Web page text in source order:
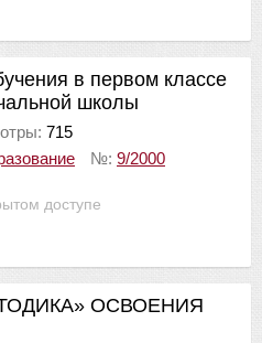
доступе
в первом классе
школы
715
№: 9/2000
ОСВОЕНИЯ